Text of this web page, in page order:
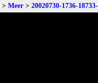
> Meer > 20020730-1736-